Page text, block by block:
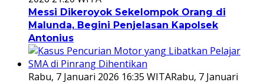
Messi Dikeroyok Sekelompok Orang di
Malunda, Begini Penjelasan Kapolsek
Antonius
Rabu, 7 Januari 2026 16:35 WITARabu, 7 Januari